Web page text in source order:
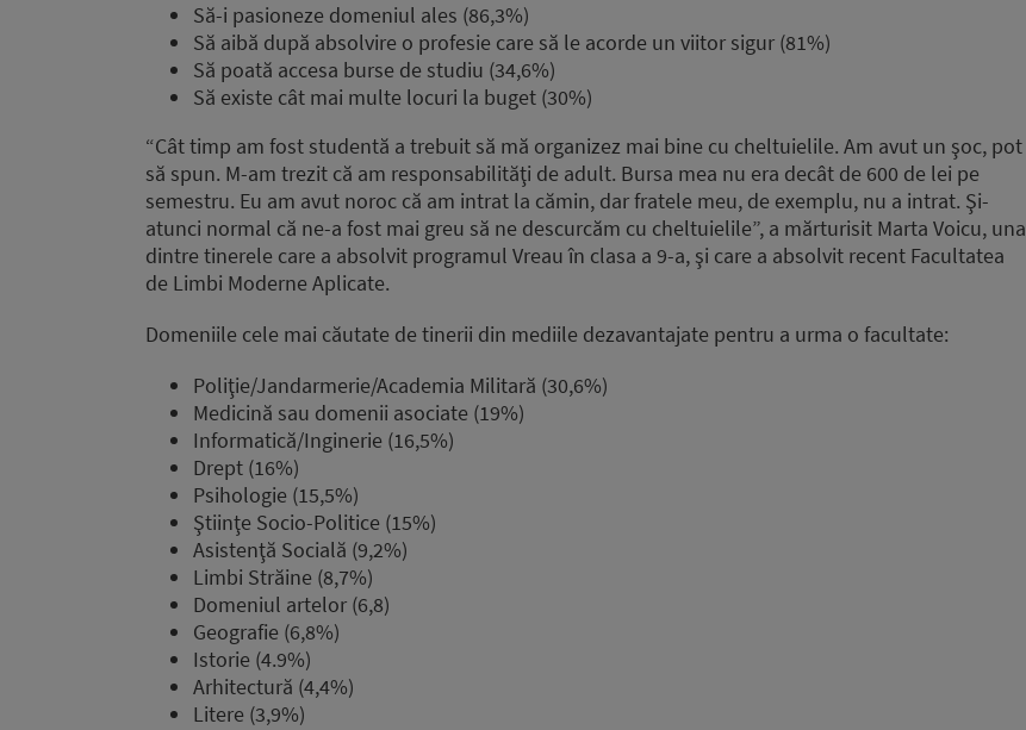
Să-i pasioneze domeniul ales (86,3%)
Să aibă după absolvire o profesie care să le acorde un viitor sigur (81%)
Să poată accesa burse de studiu (34,6%)
Să existe cât mai multe locuri la buget (30%)
“Cât timp am fost studentă a trebuit să mă organizez mai bine cu cheltuielile. Am avut un şoc, pot
să spun. M-am trezit că am responsabilităţi de adult. Bursa mea nu era decât de 600 de lei pe
semestru. Eu am avut noroc că am intrat la cămin, dar fratele meu, de exemplu, nu a intrat. Şi-
atunci normal că ne-a fost mai greu să ne descurcăm cu cheltuielile”, a mărturisit Marta Voicu, una
dintre tinerele care a absolvit programul Vreau în clasa a 9-a, şi care a absolvit recent Facultatea
de Limbi Moderne Aplicate.
Domeniile cele mai căutate de tinerii din mediile dezavantajate pentru a urma o facultate:
Poliţie/Jandarmerie/Academia Militară (30,6%)
Medicină sau domenii asociate (19%)
Informatică/Inginerie (16,5%)
Drept (16%)
Psihologie (15,5%)
Ştiinţe Socio-Politice (15%)
Asistenţă Socială (9,2%)
Limbi Străine (8,7%)
Domeniul artelor (6,8)
Geografie (6,8%)
Istorie (4.9%)
Arhitectură (4,4%)
Litere (3,9%)